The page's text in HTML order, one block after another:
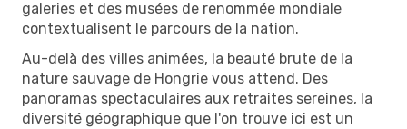
galeries et des musées de renommée mondiale
contextualisent le parcours de la nation.
Au-delà des villes animées, la beauté brute de la
nature sauvage de Hongrie vous attend. Des
panoramas spectaculaires aux retraites sereines, la
diversité géographique que l'on trouve ici est un